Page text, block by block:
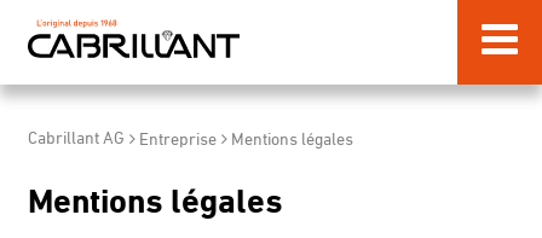
Cabrillant AG Entreprise Mentions légales
Mentions légales